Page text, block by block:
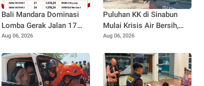
Bali Mandara Dominasi
Lomba Gerak Jalan 17
Kilometer Dewasa Putri
Aug 06, 2026
Puluhan KK di Sinabun
Mulai Krisis Air Bersih,
BPBD Buleleng Salurkan
Hadapi Dampak Kemarau
Aug 06, 2026